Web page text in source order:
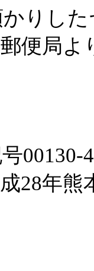
りし
便局
00130-
28年熊